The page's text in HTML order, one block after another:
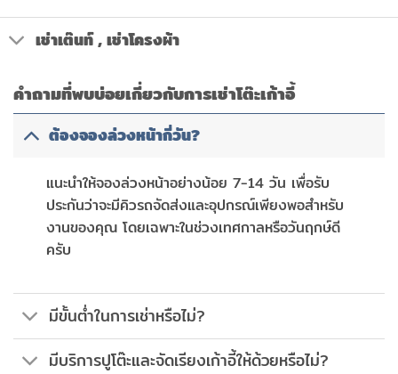
เช่าเต๊นท์ , เช่าโครงผ้า
คำถามที่พบบ่อยเกี่ยวกับการเช่าโต๊ะเก้าอี้
ต้องจองล่วงหน้ากี่วัน?
แนะนำให้จองล่วงหน้าอย่างน้อย 7-14 วัน เพื่อรับ
ประกันว่าจะมีคิวรถจัดส่งและอุปกรณ์เพียงพอสำหรับ
งานของคุณ โดยเฉพาะในช่วงเทศกาลหรือวันฤกษ์ดี
ครับ
มีขั้นต่ำในการเช่าหรือไม่?
มีบริการปูโต๊ะและจัดเรียงเก้าอี้ให้ด้วยหรือไม่?